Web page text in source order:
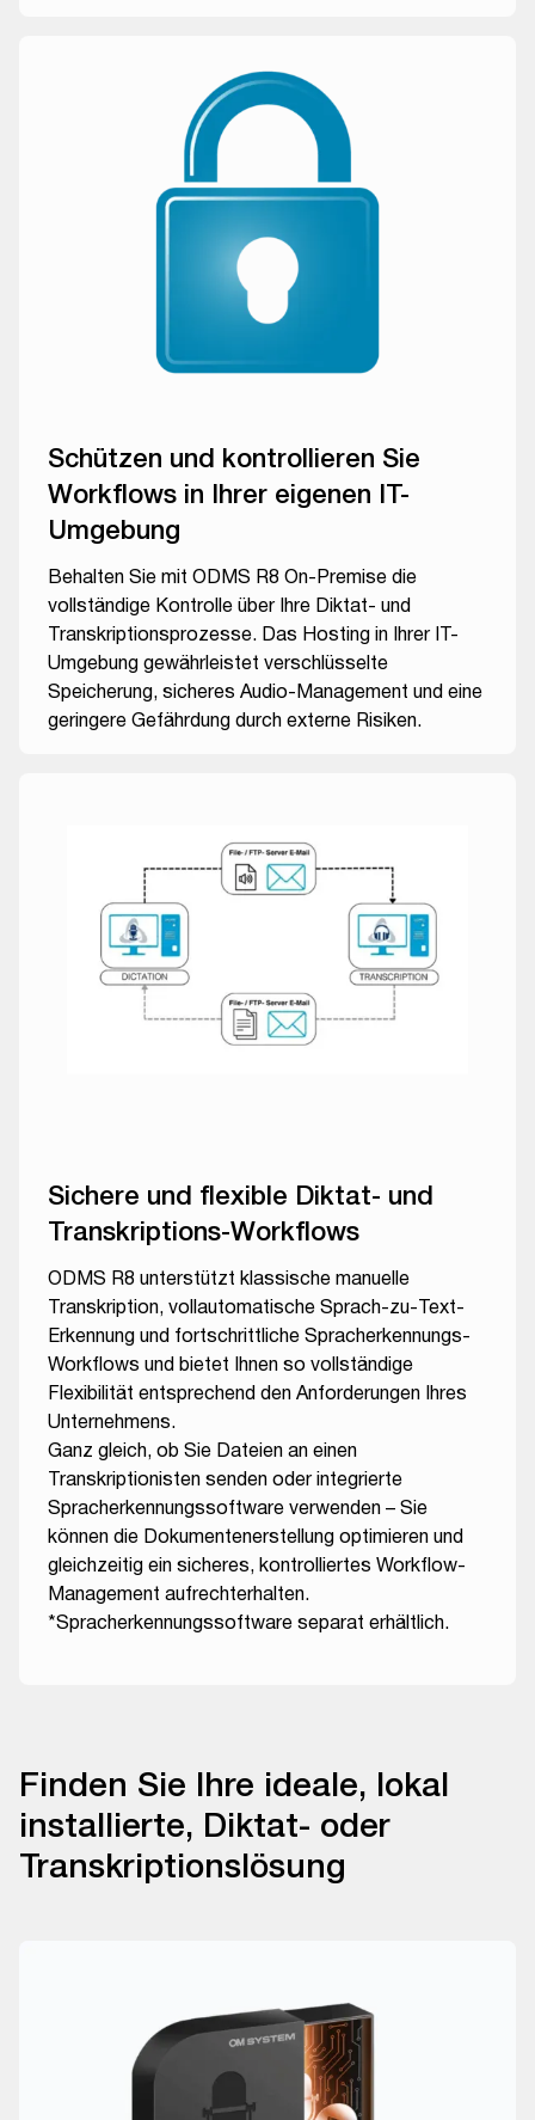
Schützen und kontrollieren Sie
Workflows in Ihrer eigenen IT-
Umgebung
Behalten Sie mit ODMS R8 On-Premise die
vollständige Kontrolle über Ihre Diktat- und
Transkriptionsprozesse. Das Hosting in Ihrer IT-
Umgebung gewährleistet verschlüsselte
Speicherung, sicheres Audio-Management und eine
geringere Gefährdung durch externe Risiken.
Sichere und flexible Diktat- und
Transkriptions-Workflows
ODMS R8 unterstützt klassische manuelle
Transkription, vollautomatische Sprach-zu-Text-
Erkennung und fortschrittliche Spracherkennungs-
Workflows und bietet Ihnen so vollständige
Flexibilität entsprechend den Anforderungen Ihres
Unternehmens.
Ganz gleich, ob Sie Dateien an einen
Transkriptionisten senden oder integrierte
Spracherkennungssoftware verwenden – Sie
können die Dokumentenerstellung optimieren und
gleichzeitig ein sicheres, kontrolliertes Workflow-
Management aufrechterhalten.
*Spracherkennungssoftware separat erhältlich.
Finden Sie Ihre ideale, lokal
installierte, Diktat- oder
Transkriptionslösung